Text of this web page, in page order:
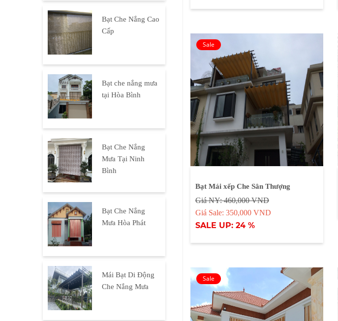
Bạt Che Nắng Cao
Cấp
Bạt che nắng mưa
tại Hòa Bình
Bạt Che Nắng
Mưa Tại Ninh
Bình
Bạt Che Nắng
Mưa Hòa Phát
Mái Bạt Di Động
Che Nắng Mưa
Bạt Mái xếp Che Sân Thượng
Giá NY: 460,000 VND
Giá Sale: 350,000 VND
SALE UP: 24 %